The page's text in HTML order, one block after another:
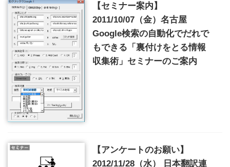
【セミナー案内】
2011/10/07（金）名古屋
Google検索の自動化でだれで
もできる「裏付けをとる情報
収集術」セミナーのご案内
【アンケートのお願い】
2012/11/28（水） 日本翻訳連